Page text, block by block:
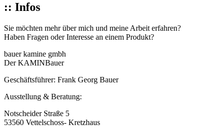
:: Infos
Sie möchten mehr über mich und meine Arbeit erfahren?
Haben Fragen oder Interesse an einem Produkt?
bauer kamine gmbh
Der KAMINBauer
Geschäftsführer: Frank Georg Bauer
Ausstellung & Beratung:
Notscheider Straße 5
53560 Vettelschoss- Kretzhaus